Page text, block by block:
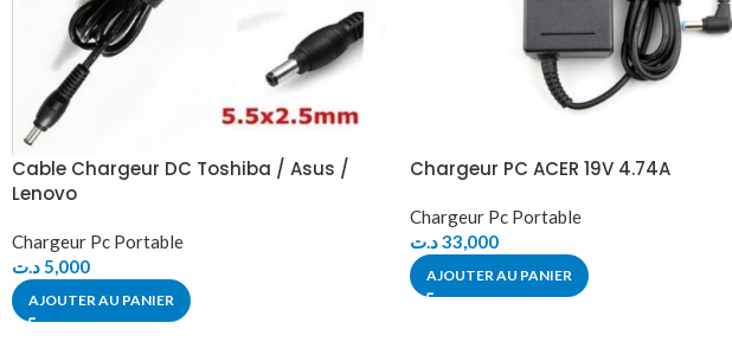
Cable Chargeur DC Toshiba / Asus /
Lenovo
Chargeur Pc Portable
5,000د.ت
AJOUTER AU PANIER
Chargeur PC ACER 19V 4.74A
Chargeur Pc Portable
33,000د.ت
AJOUTER AU PANIER